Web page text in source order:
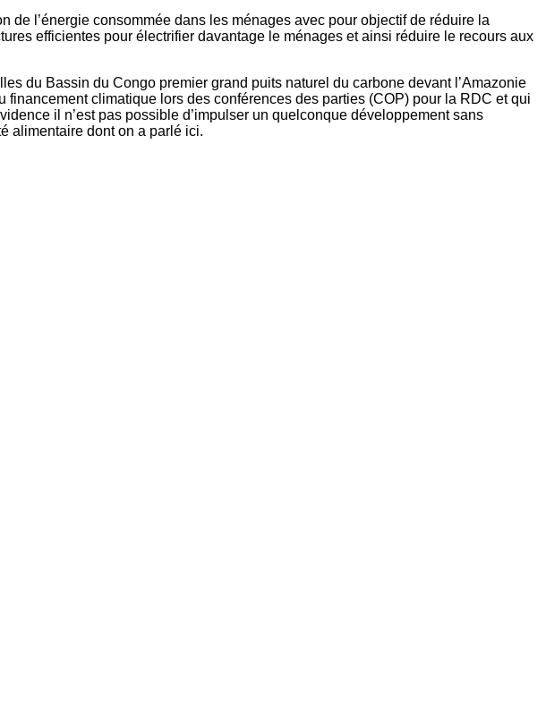
l’énergie consommée dans les ménages avec pour objectif de réduire la
efficientes pour électrifier davantage le ménages et ainsi réduire le recours aux
du Bassin du Congo premier grand puits naturel du carbone devant l’Amazonie
climatique lors des conférences des parties (COP) pour la RDC et qui
il n’est pas possible d’impulser un quelconque développement sans
alimentaire dont on a parlé ici.